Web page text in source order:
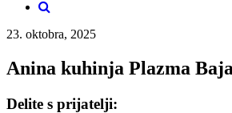
23. oktobra, 2025
Anina kuhinja Plazma
Delite s prijatelji: